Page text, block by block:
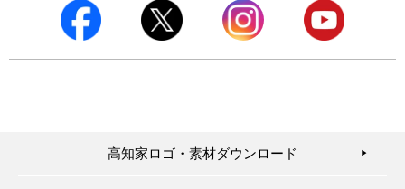
高知家ロゴ・素材ダウンロード ▶︎